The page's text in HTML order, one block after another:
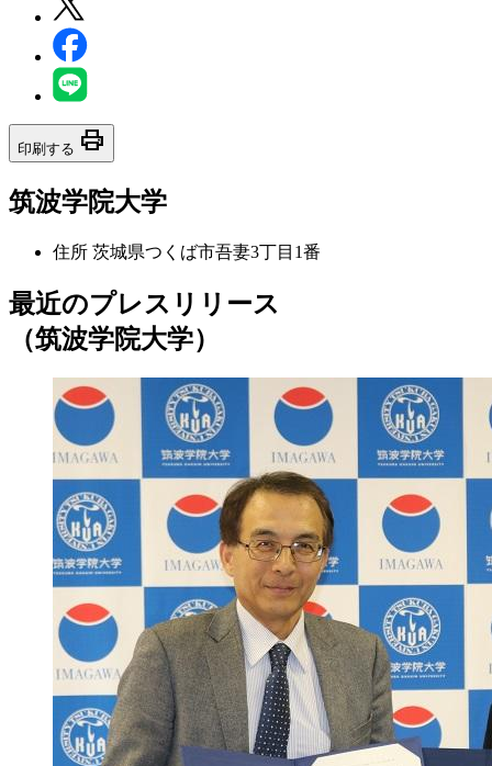
印刷する print
筑波学院大学
住所 茨城県つくば市吾妻3丁目1番
最近のプレスリリース
（筑波学院大学）